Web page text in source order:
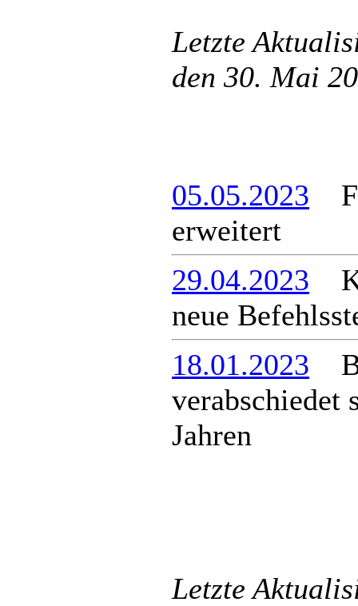
Letzte
den 30. Mai
05.05.2023
erweitert
29.04.2023
neue
18.01.2023
verabschiedet
Jahren
Letzte